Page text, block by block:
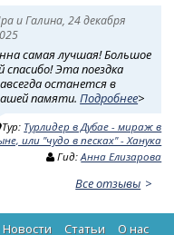
и Галина, 24 декабря
самая лучшая! Большое
спасибо! Эта поездка
останется в
памяти.Подробнее>
Тур: Турлидер в Дубае - мираж в
или "чудо в песках" - Ханука
Гид:Анна Елизарова
Все отзывы
Новости Статьи О нас